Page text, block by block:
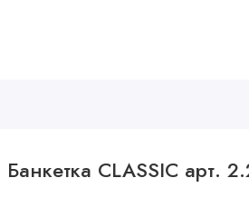
Банкетка CLASSIC арт.